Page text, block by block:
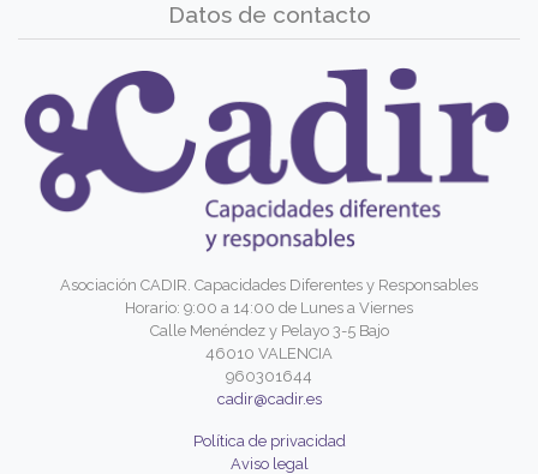
Datos de contacto
Asociación CADIR. Capacidades Diferentes y Responsables
Horario: 9:00 a 14:00 de Lunes a Viernes
Calle Menéndez y Pelayo 3-5 Bajo
46010 VALENCIA
960301644
cadir@cadir.es
Política de privacidad
Aviso legal